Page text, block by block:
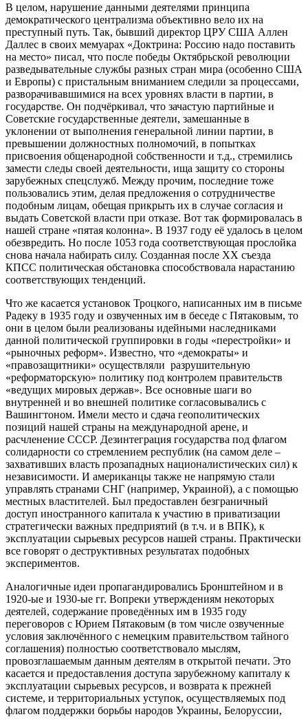
В целом, нарушение данными деятелями принципа
демократического централизма объективно вело их на
преступный путь. Так, бывший директор ЦРУ США Аллен
Даллес в своих мемуарах «Доктрина: Россию надо поставить
на место» писал, что после победы Октябрьской революции
разведывательные службы разных стран мира (особенно США
и Европы) с пристальным вниманием следили за процессами,
разворачивавшимися на всех уровнях власти в партии, в
государстве. Он подчёркивал, что зачастую партийные и
Советские государственные деятели, замешанные в
уклонении от выполнения генеральной линии партии, в
превышении должностных полномочий, в попытках
присвоения общенародной собственности и т.д., стремились
замести следы своей деятельности, ища защиту со стороны
зарубежных спецслужб. Между прочим, последние тоже
пользовались этим, делая предложения о сотрудничестве
подобным лицам, обещая прикрыть их в случае согласия и
выдать Советской власти при отказе. Вот так формировалась в
нашей стране «пятая колонна». В 1937 году её удалось в целом
обезвредить. Но после 1053 года соответствующая прослойка
снова начала набирать силу. Созданная после XX съезда
КПСС политическая обстановка способствовала нарастанию
соответствующих тенденций.
Что же касается установок Троцкого, написанных им в письме
Радеку в 1935 году и озвученных им в беседе с Пятаковым, то
они в целом были реализованы идейными наследниками
данной политической группировки в годы «перестройки» и
«рыночных реформ». Известно, что «демократы» и
«правозащитники» осуществляли разрушительную
«реформаторскую» политику под контролем правительств
«ведущих мировых держав». Все основные шаги во
внутренней и во внешней политике согласовывались с
Вашингтоном. Имели место и сдача геополитических
позиций нашей страны на международной арене, и
расчленение СССР. Дезинтеграция государства под флагом
солидарности со стремлением республик (на самом деле –
захвативших власть прозападных националистических сил) к
независимости. И американцы также не напрямую стали
управлять странами СНГ (например, Украиной), а с помощью
местных властителей. Был предоставлен безграничный
доступ иностранного капитала к участию в приватизации
стратегически важных предприятий (в т.ч. и в ВПК), к
эксплуатации сырьевых ресурсов нашей страны. Практически
все говорят о деструктивных результатах подобных
экспериментов.
Аналогичные идеи пропагандировались Бронштейном и в
1920-ые и 1930-ые гг. Вопреки утверждениям некоторых
деятелей, содержание проведённых им в 1935 году
переговоров с Юрием Пятаковым (в том числе озвученные
условия заключённого с немецким правительством тайного
соглашения) полностью соответствовало мыслям,
провозглашаемым данным деятелям в открытой печати. Это
касается и предоставления доступа зарубежному капиталу к
эксплуатации сырьевых ресурсов, и возврата к прежней
системе, и территориальных уступок, осуществляемых под
флагом поддержки борьбы народов Украины, Белоруссии,